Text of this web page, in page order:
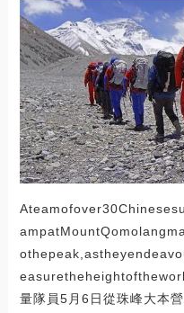
量隊員5月6日從珠峰大本